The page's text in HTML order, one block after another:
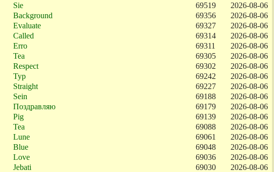
Sie 69519
2026-08-06
Background 69356
2026-08-06
Evaluate 69327
2026-08-06
Called 69314
2026-08-06
Erro 69311
2026-08-06
Tea 69305
2026-08-06
Respect 69302
2026-08-06
Typ 69242
2026-08-06
Straight 69227
2026-08-06
Sein 69188
2026-08-06
Поздравляю 69179
2026-08-06
Pig 69139
2026-08-06
Tea 69088
2026-08-06
Lune 69061
2026-08-06
Blue 69048
2026-08-06
Love 69036
2026-08-06
Jebati 69030
2026-08-06